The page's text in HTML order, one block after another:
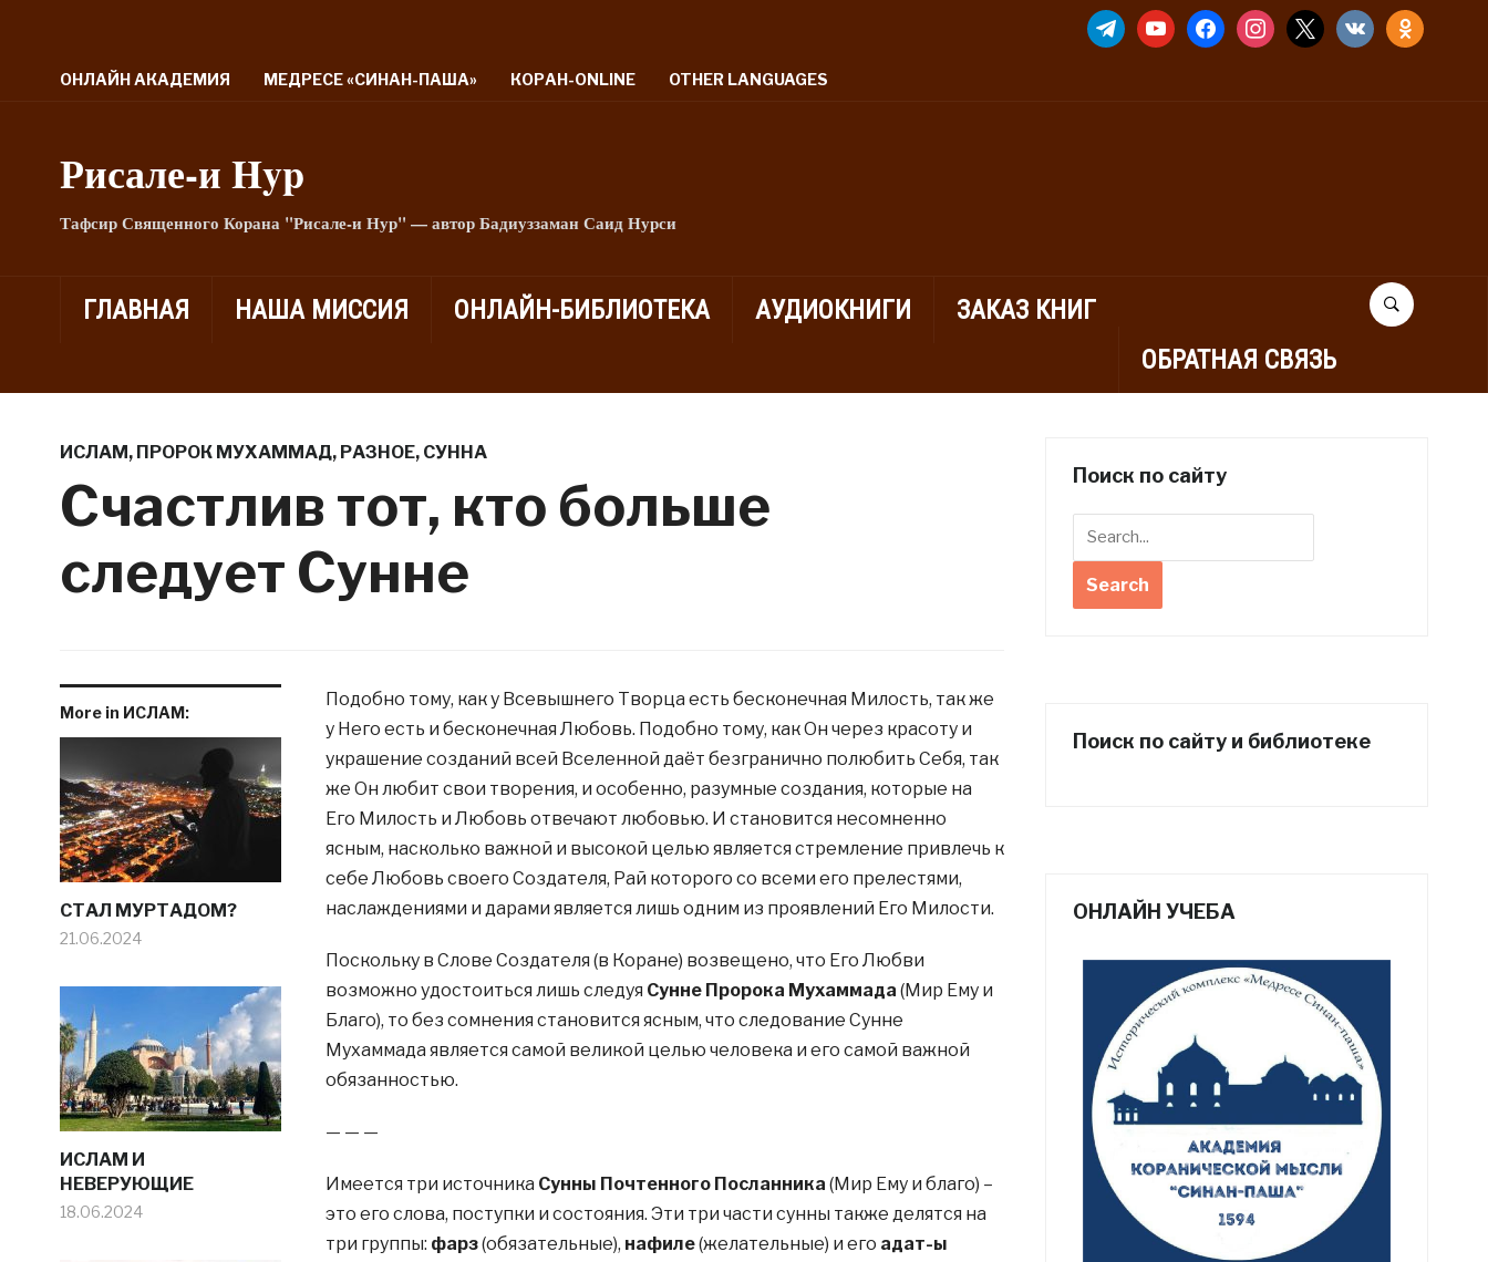
TELEGRAMYOUTUBEFACEBOOKINSTAGRAM
X VKONTAKTE
ОНЛАЙН АКАДЕМИЯ МЕДРЕСЕ «СИНАН-ПАША» КОРАН-ONLINE OTHER LANGUAGES
Рисале-и Hyp
Тафсир Священного Корана "Рисале-и Нур" — автор Бадиуззаман Саид Нурси
ГЛАВНАЯ НАША МИССИЯ ОНЛАЙН-БИБЛИОТЕКА АУДИОКНИГИ
ЗАКАЗ КНИГ
ОБРАТНАЯ СВЯЗЬ
ИСЛАМ, ПРОРОК МУХАММАД, РАЗНОЕ, СУННА
Счастлив тот, кто больше
следует Сунне
More in ИСЛАМ:
СТАЛ МУРТАДОМ?
21.06.2024
ИСЛАМ И
НЕВЕРУЮЩИЕ
18.06.2024
Подобно тому, как у Всевышнего Творца есть бесконечная Милость, так же
у Него есть и бесконечная Любовь. Подобно тому, как Он через красоту и
украшение созданий всей Вселенной даёт безгранично полюбить Себя, так
же Он любит свои творения, и особенно, разумные создания, которые на
Его Милость и Любовь отвечают любовью. И становится несомненно
ясным, насколько важной и высокой целью является стремление привлечь к
себе Любовь своего Создателя, Рай которого со всеми его прелестями,
наслаждениями и дарами является лишь одним из проявлений Его Милости.
Поскольку в Слове Создателя (в Коране) возвещено, что Его Любви
возможно удостоиться лишь следуя Сунне Пророка Мухаммада (Мир Ему и
Благо), то без сомнения становится ясным, что следование Сунне
Мухаммада является самой великой целью человека и его самой важной
обязанностью.
— — —
Имеется три источника Сунны Почтенного Посланника (Мир Ему и благо) –
это его слова, поступки и состояния. Эти три части сунны также делятся на
три группы: фарз(обязательные), нафиле(желательные) и его адат-ы
Поиск по сайту
Поиск по сайту и библиотеке
ОНЛАЙН УЧЕБА